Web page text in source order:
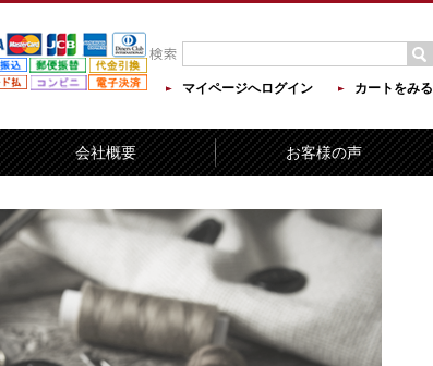
マイページへログイン カートをみる
会社概要 お客様の声